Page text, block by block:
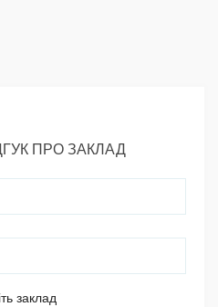
ПРО ЗАКЛАД
заклад